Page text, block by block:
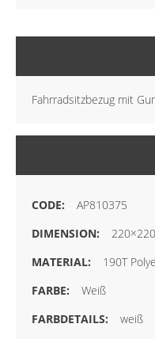
Fahrradsitzbezug mit
AP810375
190T
Weiß
weiß